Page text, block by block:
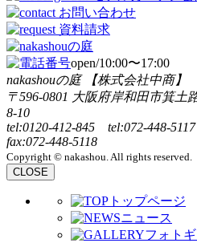
open/10:00〜17:00
nakashouの庭 【株式会社中商】
〒596-0801 大阪府岸和田市箕土
8-10
tel:0120-412-845 tel:072-448-5117
fax:072-448-5118
Copyright © nakashou. All rights reserved.
CLOSE
トップページ
ニュース
フォト